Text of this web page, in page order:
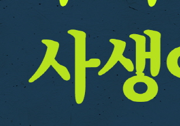
형식은 내용을 반영한다
이후 유가의 여덟 유파
제자들의 모습
』는 어떻게 만들어졌나
구나! 공자는
이 후기―깜깜한 바다 위를 홀로 떠다니듯이